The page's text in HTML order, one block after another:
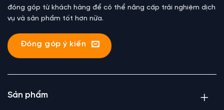
đóng góp từ khách hàng để có thể nâng cấp trải nghiệm dịch
vụ và sản phẩm tốt hơn nữa.
Đóng góp ý kiến
Sản phẩm